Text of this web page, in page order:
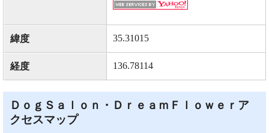
緯度 35.31015
経度 136.78114
ＤｏｇＳａｌｏｎ・ＤｒｅａｍＦｌｏｗｅｒア
クセスマップ